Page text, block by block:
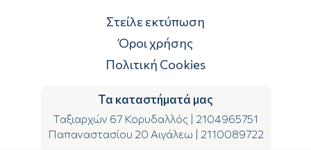
Τρόποι πληρωμής
Επιστροφές
Στείλε εκτύπωση
Όροι χρήσης
Πολιτική Cookies
Τα καταστήματά μας
Ταξιαρχών 67 Κορυδαλλός | 2104965751
Παπαναστασίου 20 Αιγάλεω | 2110089722